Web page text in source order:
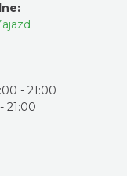
- 21:00
21:00